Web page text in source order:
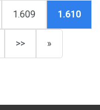
1.609 1.610
>> »